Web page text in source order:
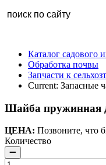
Каталог садового
Обработка почвы
Запчасти к
Current: Запасные
Шайба пружинная
ЦЕНА: Позвоните, что
Количество